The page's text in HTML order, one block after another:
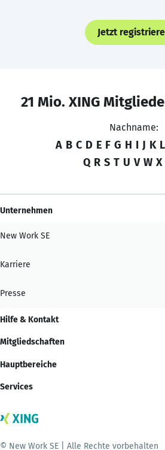
Jetzt
21 Mio. XING
Nachname:
A B C D E F G H I J K L
Q R S T U V W X
Unternehmen
New Work SE
Karriere
Presse
Hilfe & Kontakt
Mitgliedschaften
Hauptbereiche
Services
© New Work SE | Alle Rechte vorbehalten